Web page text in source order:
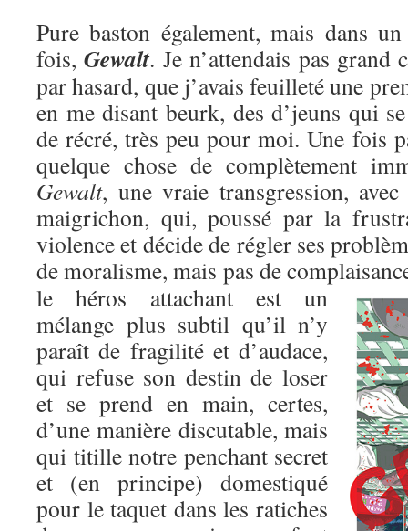
Pure baston également, mais dans
fois,Gewalt. Je n’attendais pas grand
par hasard, que j’avais feuilleté une
en me disant beurk, des d’jeuns qui
de récré, très peu pour moi. Une fois
quelque chose de complètement
Gewalt, une vraie transgression,
maigrichon, qui, poussé par la
violence et décide de régler ses
de moralisme, mais pas de
le héros attachant est un
mélange plus subtil qu’il n’y
paraît de fragilité et d’audace,
qui refuse son destin de loser
et se prend en main, certes,
d’une manière discutable, mais
qui titille notre penchant secret
et (en principe) domestiqué
pour le taquet dans les ratiches